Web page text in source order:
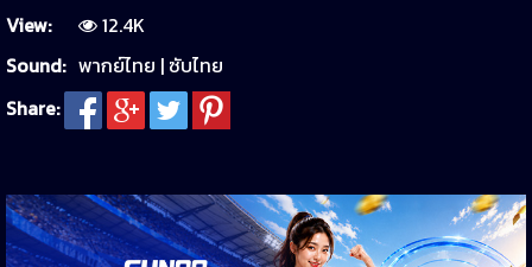
View:
12.4K
Sound: พากย์ไทย | ซับไทย
Share: